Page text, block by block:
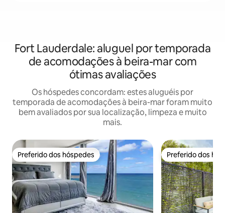
Fort Lauderdale: aluguel por temporada
de acomodações à beira-mar com
ótimas avaliações
Os hóspedes concordam: estes aluguéis por
temporada de acomodações à beira-mar foram muito
bem avaliados por sua localização, limpeza e muito
mais.
Preferido dos hóspedes
Preferido dos hóspedes Preferido dos
Preferido dos